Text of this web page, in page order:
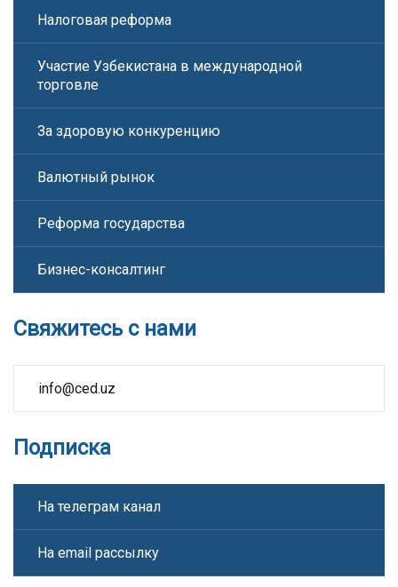
Налоговая реформа
Участие Узбекистана в международной
торговле
За здоровую конкуренцию
Валютный рынок
Реформа государства
Бизнес-консалтинг
Свяжитесь с нами
info@ced.uz
Подписка
На телеграм канал
На email рассылку